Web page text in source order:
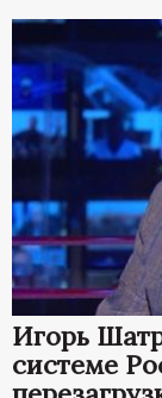
Игорь
системе